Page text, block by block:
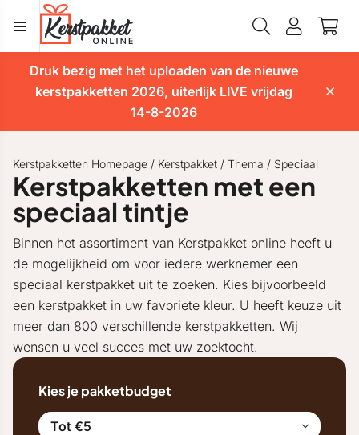
Druk bezig met het uploaden van de nieuwe
kerstpakketten 2026, uiterlijk LIVE vrijdag
14-8-2026
Kerstpakketten Homepage / Kerstpakket / Thema / Speciaal
Kerstpakketten met een
speciaal tintje
Binnen het assortiment van Kerstpakket online heeft u
de mogelijkheid om voor iedere werknemer een
speciaal kerstpakket uit te zoeken. Kies bijvoorbeeld
een kerstpakket in uw favoriete kleur. U heeft keuze uit
meer dan 800 verschillende kerstpakketten. Wij
wensen u veel succes met uw zoektocht.
Kies je pakketbudget
Tot €5